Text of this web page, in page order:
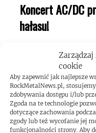
cookie
Aby zapewnić jak najlepsze
RockMetalNews.pl,
zdobywania dostępu i/lub
Zgoda na te technologie
dotyczące zachowania
zgody lub też wycofanie jej
funkcjonalności strony. Aby
Koncert AC/DC
hałasu!